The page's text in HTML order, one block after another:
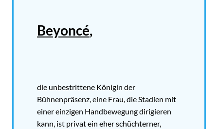
Beyoncé,
die unbestrittene Königin der
Bühnenpräsenz, eine Frau, die Stadien mit
einer einzigen Handbewegung dirigieren
kann, ist privat ein eher schüchterner,